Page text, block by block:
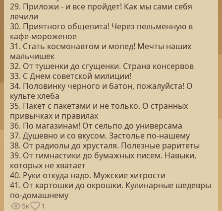
29. Приложи - и все пройдет! Как мы сами себя
лечили
30. Приятного общепита! Через пельменную в
кафе-мороженое
31. Стать космонавтом и мопед! Мечты наших
мальчишек
32. От тушенки до сгущенки. Страна консервов
33. С Днем советской милиции!
34. Половинку черного и батон, пожалуйста! О
культе хлеба
35. Пакет с пакетами и не только. О странных
привычках и правилах
36. По магазинам! От сельпо до универсама
37. Душевно и со вкусом. Застолье по-нашему
38. От радиолы до хрусталя. Полезные раритеты
39. От гимнастики до бумажных писем. Навыки,
которых не хватает
40. Руки откуда надо. Мужские хитрости
41. От картошки до окрошки. Кулинарные шедевры
по-домашнему
5к 1